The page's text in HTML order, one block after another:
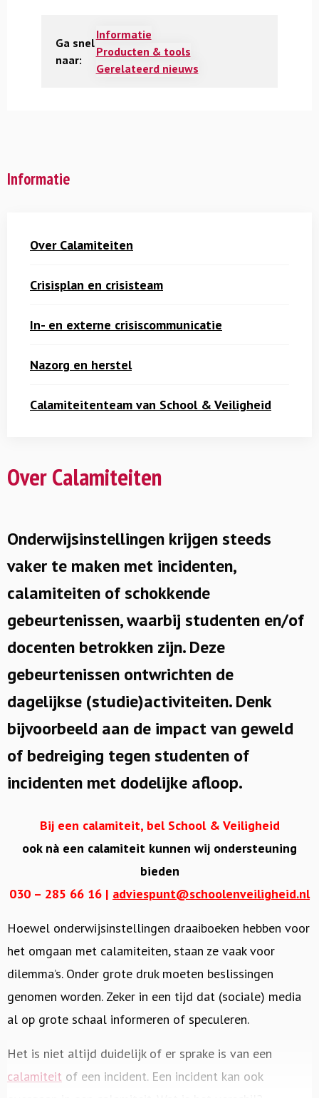
Ga snel
naar:
Informatie
Producten & tools
Gerelateerd nieuws
Informatie
Over Calamiteiten
Crisisplan en crisisteam
In- en externe crisiscommunicatie
Nazorg en herstel
Calamiteitenteam van School & Veiligheid
Over Calamiteiten
Onderwijsinstellingen krijgen steeds
vaker te maken met incidenten,
calamiteiten of schokkende
gebeurtenissen, waarbij studenten en/of
docenten betrokken zijn. Deze
gebeurtenissen ontwrichten de
dagelijkse (studie)activiteiten. Denk
bijvoorbeeld aan de impact van geweld
of bedreiging tegen studenten of
incidenten met dodelijke afloop.
Bij een calamiteit, bel School & Veiligheid
ook nà een calamiteit kunnen wij ondersteuning
bieden
030 – 285 66 16 | adviespunt@schoolenveiligheid.nl
Hoewel onderwijsinstellingen draaiboeken hebben voor
het omgaan met calamiteiten, staan ze vaak voor
dilemma’s. Onder grote druk moeten beslissingen
genomen worden. Zeker in een tijd dat (sociale) media
al op grote schaal informeren of speculeren.
Het is niet altijd duidelijk of er sprake is van een
calamiteit of een incident. Een incident kan ook